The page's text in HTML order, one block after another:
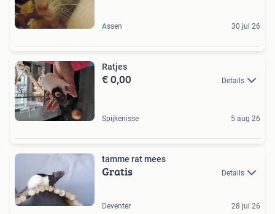
Assen 30 jul 26
Ratjes
€ 0,00 Details
Spijkenisse 5 aug 26
tamme rat mees
Gratis Details
Deventer 28 jul 26